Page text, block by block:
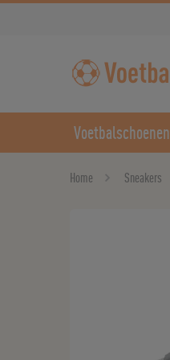
Voetbalschoenen
Home Sneakers